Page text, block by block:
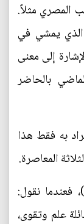
المصري مثلاً.
الذي يمشي في
إلى معنى
بالحاضر
به فقط هذا
المعاصرة.
فعندما نقول:
علم وتقوى،